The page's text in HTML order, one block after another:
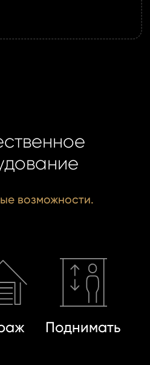
возможности.
Поднимать